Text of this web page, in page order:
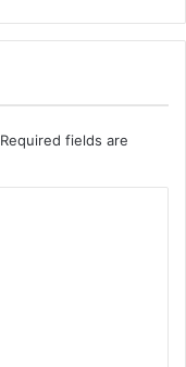
Required fields are